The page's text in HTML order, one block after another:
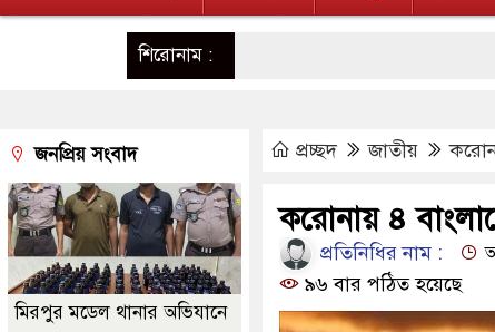
শিরোনাম :
প্রচ্ছদ জাতীয়
করোনায় ৪
প্রতিনিধির নাম :
৯৬ বার পঠিত হয়েছে
জনপ্রিয় সংবাদ
মিরপুর মডেল থানার অভিযানে